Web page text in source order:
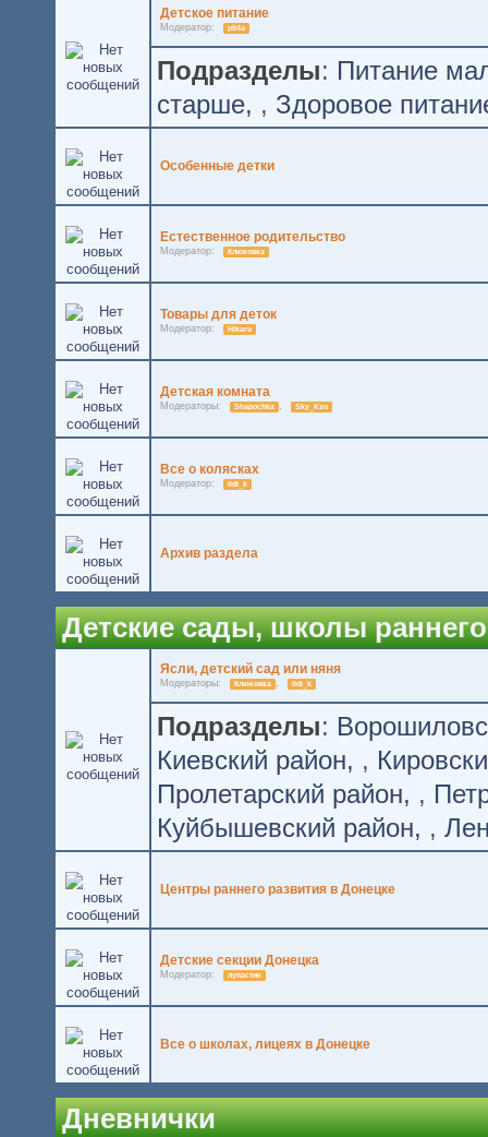
Детское питание
Модератор: pti4a
Подразделы: Питание
старше , Здоровое
Особенные детки
Естественное родительство
Модератор: Клюковка
Товары для деток
Модератор: Hikaru
Детская комната
Модераторы: Shapochka , Sky_Ksu
Все о колясках
Модератор: lidi_k
Архив раздела
Детские сады, школы
Ясли, детский сад или няня
Модераторы: Клюковка , lidi_k
Подразделы:
Киевский район
,
Пролетарский район
,
Куйбышевский район
,
Центры раннего развития в Донецке
Детские секции Донецка
Модератор: лупастик
Все о школах, лицеях в Донецке
Дневнички